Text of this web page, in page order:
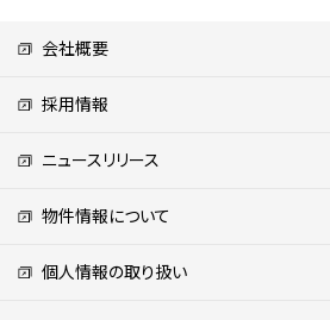
会社概要
採用情報
ニュースリリース
物件情報について
個人情報の取り扱い